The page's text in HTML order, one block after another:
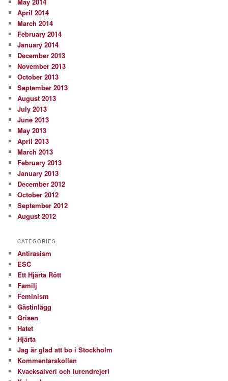
April 2014
March 2014
February 2014
January 2014
December 2013
November 2013
October 2013
September 2013
August 2013
July 2013
June 2013
May 2013
April 2013
March 2013
February 2013
January 2013
December 2012
October 2012
September 2012
August 2012
CATEGORIES
Antirasism
ESC
Ett Hjärta Rött
Familj
Feminism
Gästinlägg
Grisen
Hatet
Hjärta
Jag är glad att bo i Stockholm
Kommentarskollen
Kvacksalveri och lurendrejeri